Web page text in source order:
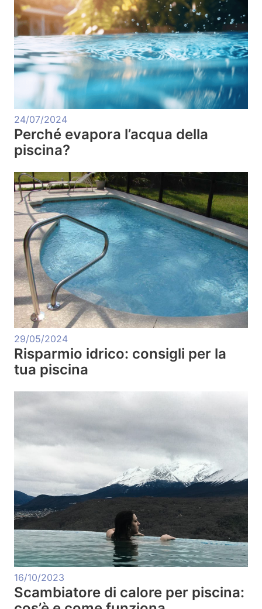
24/07/2024
Perché evapora l’acqua della
piscina?
29/05/2024
Risparmio idrico: consigli per la
tua piscina
16/10/2023
Scambiatore di calore per piscina: